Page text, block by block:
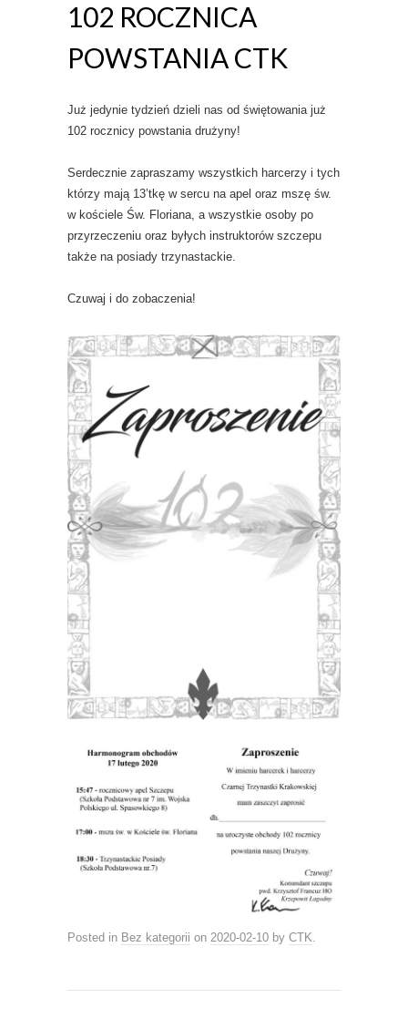
102 ROCZNICA
POWSTANIA CTK
Już jedynie tydzień dzieli nas od świętowania już
102 rocznicy powstania drużyny!
Serdecznie zapraszamy wszystkich harcerzy i tych
którzy mają 13’tkę w sercu na apel oraz mszę św.
w kościele Św. Floriana, a wszystkie osoby po
przyrzeczeniu oraz byłych instruktorów szczepu
także na posiady trzynastackie.
Czuwaj i do zobaczenia!
Posted in Bez kategorii on 2020-02-10 by CTK